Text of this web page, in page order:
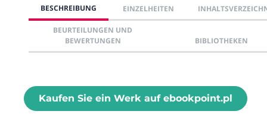
BESCHREIBUNG EINZELHEITEN
BEURTEILUNGEN UND
BEWERTUNGEN
BIBLIOTHEKEN
Kaufen Sie ein Werk auf ebookpoint.pl